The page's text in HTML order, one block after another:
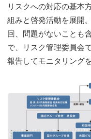
リスクへの対応の基本
組みと啓発活動を展開
回、問題がないことも
で、リスク管理委員会
報告してモニタリング